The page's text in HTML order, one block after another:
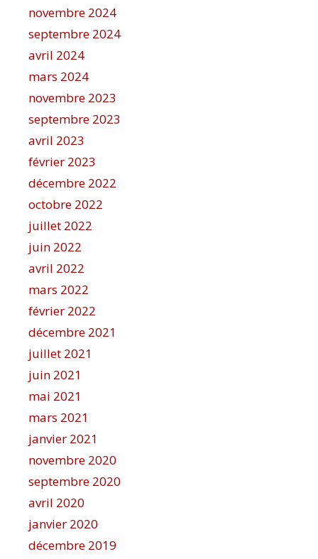
novembre 2024
septembre 2024
avril 2024
mars 2024
novembre 2023
septembre 2023
avril 2023
février 2023
décembre 2022
octobre 2022
juillet 2022
juin 2022
avril 2022
mars 2022
février 2022
décembre 2021
juillet 2021
juin 2021
mai 2021
mars 2021
janvier 2021
novembre 2020
septembre 2020
avril 2020
janvier 2020
décembre 2019